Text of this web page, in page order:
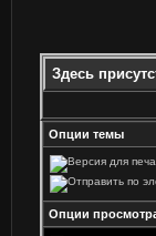
Здесь
Опции темы
Опции